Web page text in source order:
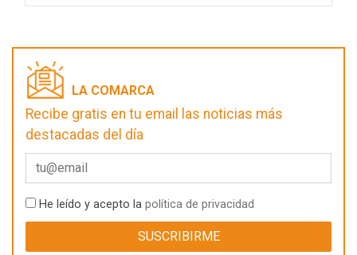
LA COMARCA
Recibe gratis en tu email las noticias más
destacadas del día
He leído y acepto la política de privacidad